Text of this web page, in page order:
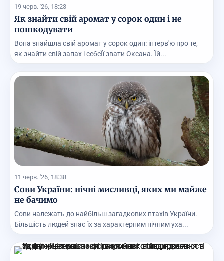
19 черв. '26, 18:23
Як знайти свій аромат у сорок один і не
пошкодувати
Вона знайшла свій аромат у сорок один: інтерв'ю про те,
як знайти свій запах і себеЇї звати Оксана. Їй...
11 черв. '26, 18:38
Сови України: нічні мисливці, яких ми майже
не бачимо
Сови належать до найбільш загадкових птахів України.
Більшість людей знає їх за характерним нічним уха...